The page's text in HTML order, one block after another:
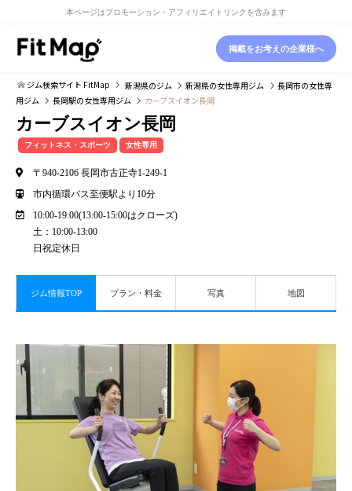
本ページはプロモーション・アフィリエイトリンクを含みます
掲載をお考えの企業様へ
ジム検索サイト FitMap 新潟県のジム 新潟県の女性専用ジム 長岡市の女性専
用ジム
長岡駅の女性専用ジム カーブスイオン長岡
カーブスイオン長岡
フィットネス・スポーツ 女性専用
〒940-2106 長岡市古正寺1-249-1
市内循環バス至便駅より10分
10:00-19:00(13:00-15:00はクローズ)
土：10:00-13:00
日祝定休日
ジム情報TOP プラン・料金 写真 地図